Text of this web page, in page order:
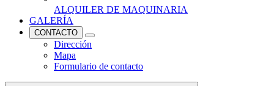
ALQUILER DE MAQUINARIA
GALERÍA
CONTACTO
Dirección
Mapa
Formulario de contacto